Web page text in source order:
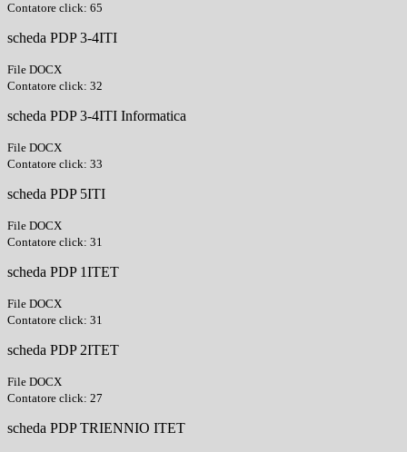
Contatore click: 65
scheda PDP 3-4ITI
File DOCX
Contatore click: 32
scheda PDP 3-4ITI Informatica
File DOCX
Contatore click: 33
scheda PDP 5ITI
File DOCX
Contatore click: 31
scheda PDP 1ITET
File DOCX
Contatore click: 31
scheda PDP 2ITET
File DOCX
Contatore click: 27
scheda PDP TRIENNIO ITET